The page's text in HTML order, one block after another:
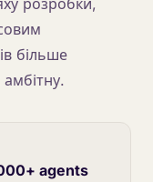
розробки,
більше
agents